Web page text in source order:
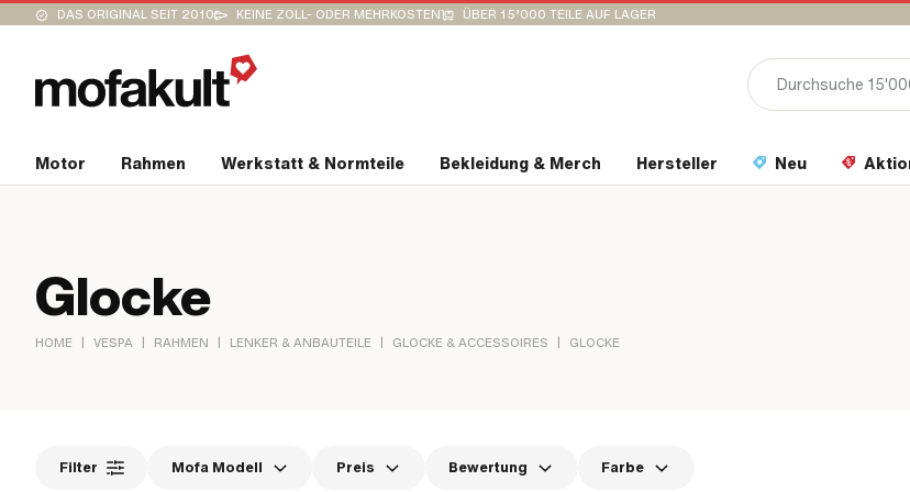
DAS ORIGINAL SEIT 2010 KEINE ZOLL- ODER MEHRKOSTEN ÜBER 15’000 TEILE AUF LAGER
Motor Rahmen Werkstatt & Normteile Bekleidung & Merch Hersteller Neu
Glocke
HOME | VESPA | RAHMEN | LENKER & ANBAUTEILE | GLOCKE & ACCESSOIRES | GLOCKE
Filter Mofa Modell Preis Bewertung Farbe